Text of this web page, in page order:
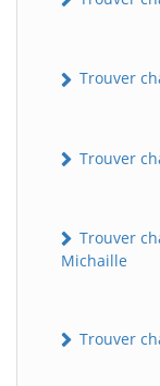
Trouver
Trouver
Trouver
Michaille
Trouver